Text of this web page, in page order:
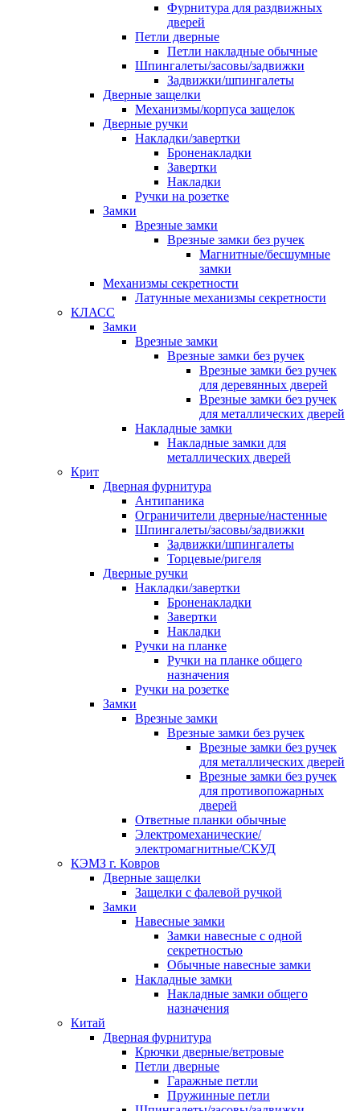
Фурнитура для раздвижных
дверей
Петли дверные
Петли накладные обычные
Шпингалеты/засовы/задвижки
Задвижки/шпингалеты
Дверные защелки
Механизмы/корпуса защелок
Дверные ручки
Накладки/завертки
Броненакладки
Завертки
Накладки
Ручки на розетке
Замки
Врезные замки
Врезные замки без ручек
Магнитные/бесшумные
замки
Механизмы секретности
Латунные механизмы секретности
КЛАСС
Замки
Врезные замки
Врезные замки без ручек
Врезные замки без ручек
для деревянных дверей
Врезные замки без ручек
для металлических дверей
Накладные замки
Накладные замки для
металлических дверей
Крит
Дверная фурнитура
Антипаника
Ограничители дверные/настенные
Шпингалеты/засовы/задвижки
Задвижки/шпингалеты
Торцевые/ригеля
Дверные ручки
Накладки/завертки
Броненакладки
Завертки
Накладки
Ручки на планке
Ручки на планке общего
назначения
Ручки на розетке
Замки
Врезные замки
Врезные замки без ручек
Врезные замки без ручек
для металлических дверей
Врезные замки без ручек
для противопожарных
дверей
Ответные планки обычные
Электромеханические/
электромагнитные/СКУД
КЭМЗ г. Ковров
Дверные защелки
Защелки с фалевой ручкой
Замки
Навесные замки
Замки навесные с одной
секретностью
Обычные навесные замки
Накладные замки
Накладные замки общего
назначения
Китай
Дверная фурнитура
Крючки дверные/ветровые
Петли дверные
Гаражные петли
Пружинные петли